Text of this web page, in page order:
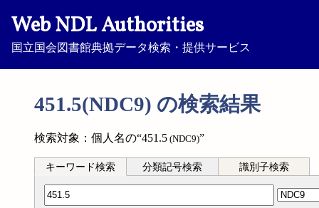
Web NDL Authorities
国立国会図書館典拠データ検索・提供サービス
451.5(NDC9) の検索結果
検索対象：個人名の“451.5 (NDC9)”
キーワード検索 分類記号検索 識別子検索
分類記号検索